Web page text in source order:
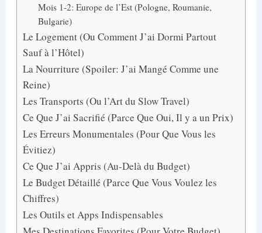
Mois 1-2: Europe de l’Est (Pologne, Roumanie,
Bulgarie)
Le Logement (Ou Comment J’ai Dormi Partout
Sauf à l’Hôtel)
La Nourriture (Spoiler: J’ai Mangé Comme une
Reine)
Les Transports (Ou l’Art du Slow Travel)
Ce Que J’ai Sacrifié (Parce Que Oui, Il y a un Prix)
Les Erreurs Monumentales (Pour Que Vous les
Évitiez)
Ce Que J’ai Appris (Au-Delà du Budget)
Le Budget Détaillé (Parce Que Vous Voulez les
Chiffres)
Les Outils et Apps Indispensables